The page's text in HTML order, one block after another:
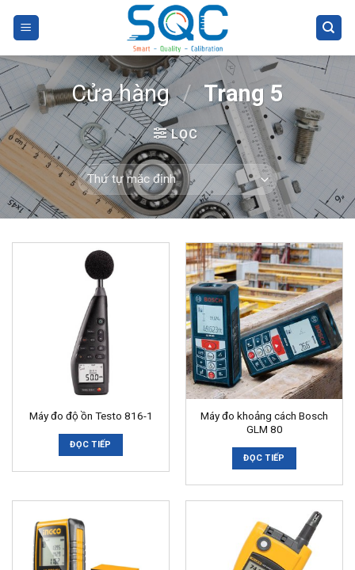
Cửa hàng / Trang 5
LỌC
Máy đo độ ồn Testo 816-1
ĐỌC TIẾP
Máy đo khoảng cách Bosch
GLM 80
ĐỌC TIẾP